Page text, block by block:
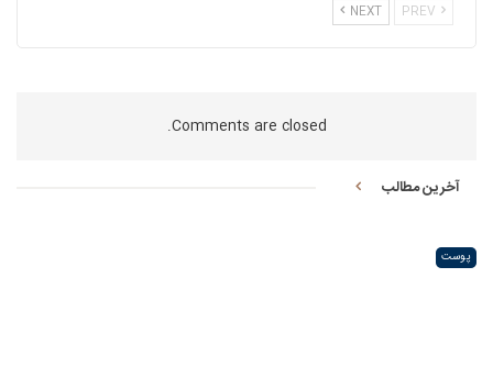
NEXT
Comments are closed.
آخرین مطالب
پوست